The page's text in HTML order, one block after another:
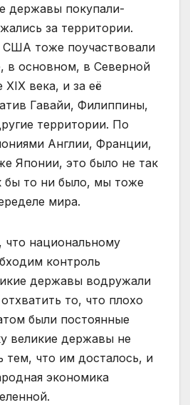
державы покупали-
за территории.
тоже поучаствовали
в основном, в Северной
века, и за её
Гавайи, Филиппины,
территории. По
Англии, Франции,
Японии, это было не так
бы то ни было, мы тоже
мира.
что национальному
контроль
державы водружали
то, что плохо
были постоянные
великие державы не
тем, что им досталось, и
экономика